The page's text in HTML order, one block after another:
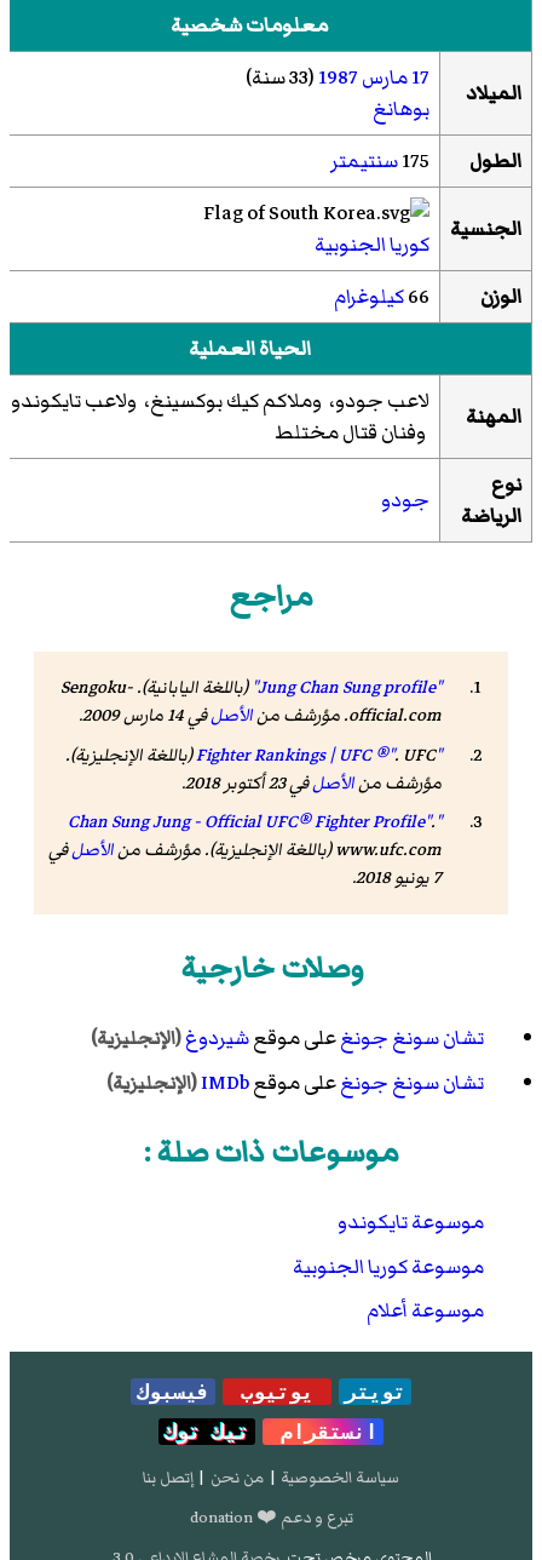
معلومات شخصية
الميلاد 17 مارس 1987(33 سنة)
بوهانغ
الطول
175سنتيمتر
الجنسية
كوريا الجنوبية
الوزن
66كيلوغرام
الحياة العملية
المهنة
لاعب جودو، وملاكم كيك بوكسينغ، ولاعب تايكوندو،
وفنان قتال مختلط
نوع
الرياضة
جودو
مراجع
"Jung Chan Sung profile"
(باللغة اليابانية). Sengoku-
official.com. مؤرشف من
الأصلفي 14 مارس 2009
.
"Fighter Rankings | UFC ®"
. UFC
(باللغة الإنجليزية).
مؤرشف منالأصلفي 23 أكتوبر 2018
.
"Chan Sung Jung - Official UFC® Fighter Profile"
.
www.ufc.com(باللغة الإنجليزية). مؤرشف منالأصلفي
7 يونيو 2018
.
وصلات خارجية
تشان سونغ جونغعلى موقعشيردوغ(الإنجليزية)
تشان سونغ جونغعلى موقعIMDb(الإنجليزية)
موسوعات ذات صلة :
موسوعة تايكوندو
موسوعة كوريا الجنوبية
موسوعة أعلام
تويتر يوتيوب
فيسبوك
انستقرام
تيك توك
سياسة الخصوصية | من نحن | إتصل بنا
تبرع و دعم ❤️ donation